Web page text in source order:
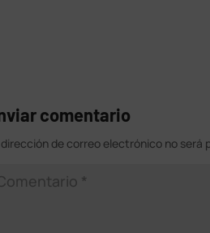
comentario
dirección de correo electrónico no será